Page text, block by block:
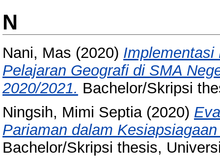
N
Nani, Mas (2020) Implementasi
Pelajaran Geografi di SMA
2020/2021. Bachelor/Skripsi
Ningsih, Mimi Septia(2020)
Pariaman dalam
Bachelor/Skripsi thesis,